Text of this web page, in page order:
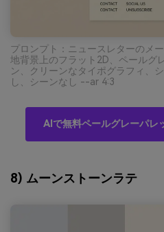
プロンプト：ニュースレターのメ
地背景上のフラット2D、ペールグ
ン、クリーンなタイポグラフィ、
し、シーンなし --ar 4:3
AIで無料ペールグレーパレ
8) ムーンストーンラテ